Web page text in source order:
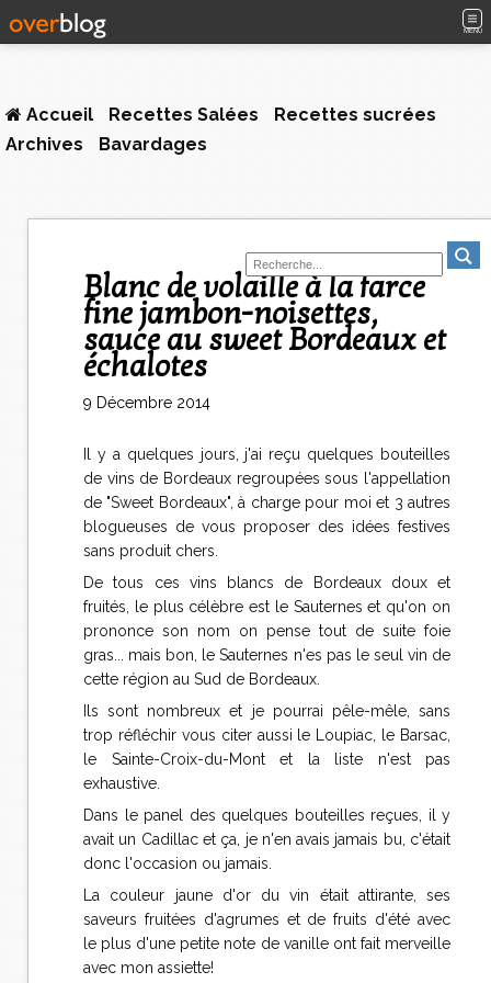
MENU
Accueil Recettes Salées
Recettes sucrées
Archives
Bavardages
Blanc de volaille à la farce
fine jambon-noisettes,
sauce au sweet Bordeaux et
échalotes
9 Décembre 2014
Il y a quelques jours, j'ai reçu quelques bouteilles
de vins de Bordeaux regroupées sous l'appellation
de "Sweet Bordeaux", à charge pour moi et 3 autres
blogueuses de vous proposer des idées festives
sans produit chers.
De tous ces vins blancs de Bordeaux doux et
fruités, le plus célèbre est le Sauternes et qu'on on
prononce son nom on pense tout de suite foie
gras... mais bon, le Sauternes n'es pas le seul vin de
cette région au Sud de Bordeaux.
Ils sont nombreux et je pourrai pêle-mêle, sans
trop réfléchir vous citer aussi le Loupiac, le Barsac,
le Sainte-Croix-du-Mont et la liste n'est pas
exhaustive.
Dans le panel des quelques bouteilles reçues, il y
avait un Cadillac et ça, je n'en avais jamais bu, c'était
donc l'occasion ou jamais.
La couleur jaune d'or du vin était attirante, ses
saveurs fruitées d'agrumes et de fruits d'été avec
le plus d'une petite note de vanille ont fait merveille
avec mon assiette!